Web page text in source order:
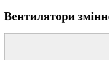
Вентилятори